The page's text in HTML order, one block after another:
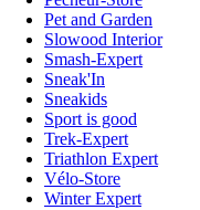
Pet and Garden
Slowood Interior
Smash-Expert
Sneak'In
Sneakids
Sport is good
Trek-Expert
Triathlon Expert
Vélo-Store
Winter Expert